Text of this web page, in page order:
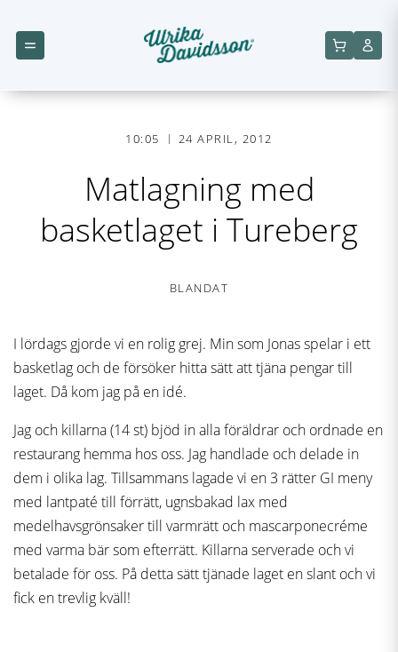
10:05 24 APRIL, 2012
Matlagning med
basketlaget i Tureberg
BLANDAT
I lördags gjorde vi en rolig grej. Min som Jonas spelar i ett
basketlag och de försöker hitta sätt att tjäna pengar till
laget. Då kom jag på en idé.
Jag och killarna (14 st) bjöd in alla föräldrar och ordnade en
restaurang hemma hos oss. Jag handlade och delade in
dem i olika lag. Tillsammans lagade vi en 3 rätter GI meny
med lantpaté till förrätt, ugnsbakad lax med
medelhavsgrönsaker till varmrätt och mascarponecréme
med varma bär som efterrätt. Killarna serverade och vi
betalade för oss. På detta sätt tjänade laget en slant och vi
fick en trevlig kväll!